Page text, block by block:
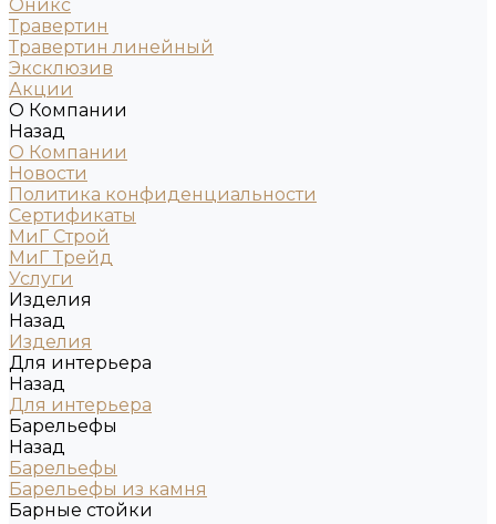
Оникс
Травертин
Травертин линейный
Эксклюзив
Акции
О Компании
Назад
О Компании
Новости
Политика конфиденциальности
Сертификаты
МиГ Строй
МиГ Трейд
Услуги
Изделия
Назад
Изделия
Для интерьера
Назад
Для интерьера
Барельефы
Назад
Барельефы
Барельефы из камня
Барные стойки